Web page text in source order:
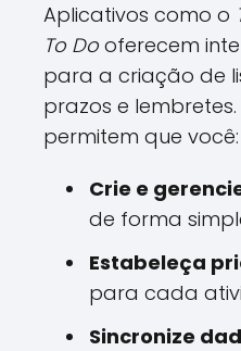
Aplicativos como o
To Do oferecem
para a criação de
prazos e lembretes.
permitem que você:
Crie e
de forma
Estabeleça
para cada
Sincronize